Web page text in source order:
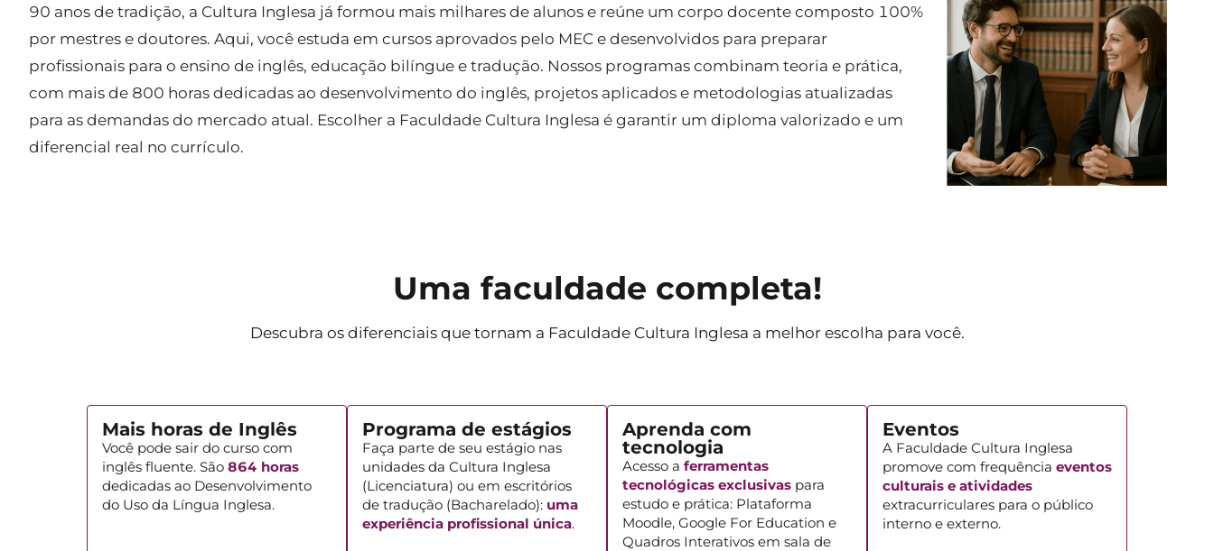
90 anos de tradição, a Cultura Inglesa já formou mais milhares de alunos e reúne um corpo docente composto 100%
por mestres e doutores. Aqui, você estuda em cursos aprovados pelo MEC e desenvolvidos para preparar
profissionais para o ensino de inglês, educação bilíngue e tradução. Nossos programas combinam teoria e prática,
com mais de 800 horas dedicadas ao desenvolvimento do inglês, projetos aplicados e metodologias atualizadas
para as demandas do mercado atual. Escolher a Faculdade Cultura Inglesa é garantir um diploma valorizado e um
diferencial real no currículo.
Uma faculdade completa!
Descubra os diferenciais que tornam a Faculdade Cultura Inglesa a melhor escolha para você.
Mais horas de Inglês
Você pode sair do curso com
inglês fluente. São 864 horas
dedicadas ao Desenvolvimento
do Uso da Língua Inglesa.
Programa de estágios
Faça parte de seu estágio nas
unidades da Cultura Inglesa
(Licenciatura) ou em escritórios
de tradução (Bacharelado): uma
experiência profissional única.
Aprenda com
tecnologia
Acesso a ferramentas
tecnológicas exclusivas para
estudo e prática: Plataforma
Moodle, Google For Education e
Quadros Interativos em sala de
Eventos
A Faculdade Cultura Inglesa
promove com frequência eventos
culturais e atividades
extracurriculares para o público
interno e externo.